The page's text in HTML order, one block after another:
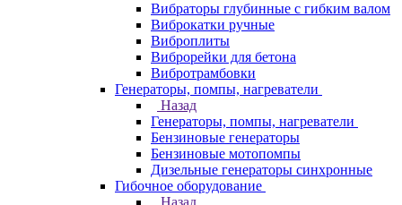
Вибраторы глубинные с гибким валом
Виброкатки ручные
Виброплиты
Виброрейки для бетона
Вибротрамбовки
Генераторы, помпы, нагреватели
Назад
Генераторы, помпы, нагреватели
Бензиновые генераторы
Бензиновые мотопомпы
Дизельные генераторы синхронные
Гибочное оборудование
Назад